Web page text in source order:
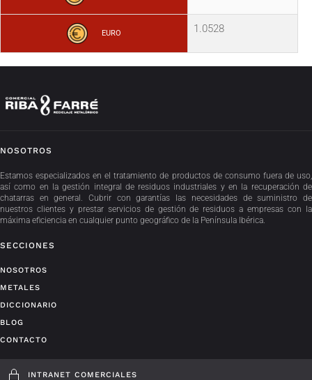
EURO 1.0528
NOSOTROS
Estamos especializados en el tratamiento de productos de consumo fuera de uso,
así como en la gestión integral de residuos industriales y en la recuperación de
chatarras en general. Cubrir con garantías las necesidades de suministro de
nuestros clientes y prestar servicios de gestión de residuos a empresas con la
máxima eficiencia en cualquier punto geográfico de la Península Ibérica.
SECCIONES
NOSOTROS
METALES
DICCIONARIO
BLOG
CONTACTO
INTRANET COMERCIALES